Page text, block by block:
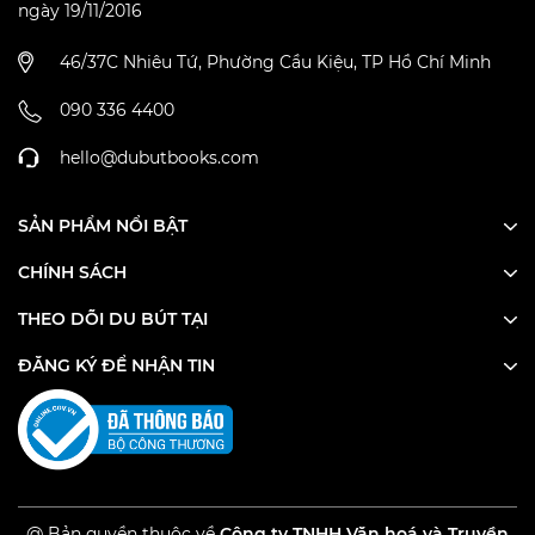
ngày 19/11/2016
46/37C Nhiêu Tứ, Phường Cầu Kiệu, TP Hồ Chí Minh
090 336 4400
hello@dubutbooks.com
SẢN PHẨM NỔI BẬT
CHÍNH SÁCH
THEO DÕI DU BÚT TẠI
ĐĂNG KÝ ĐỂ NHẬN TIN